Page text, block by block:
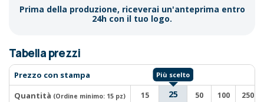
Prima della produzione, riceverai un'anteprima entro
24h con il tuo logo.
Tabella prezzi
Prezzo con stampa
Quantità (Ordine minimo: 15 pz) 15 25 50 100 250